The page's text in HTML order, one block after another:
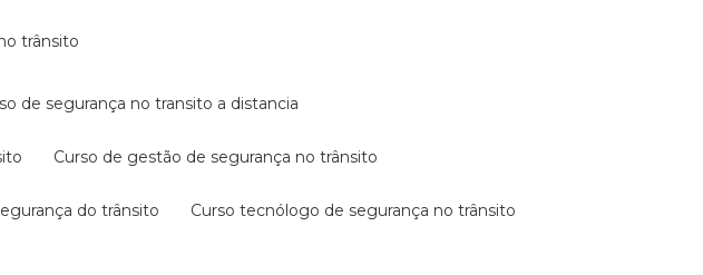
trânsito
de segurança no transito a distancia
curso de gestão de segurança no trânsito
do trânsito curso tecnólogo de segurança no trânsito